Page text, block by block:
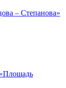
– Степанова»